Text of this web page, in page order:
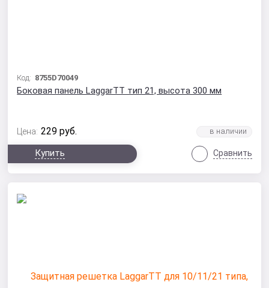
Код: 8755D70049
Боковая панель LaggarTT тип 21, высота 300 мм
Цена: 229 руб.
Купить Сравнить